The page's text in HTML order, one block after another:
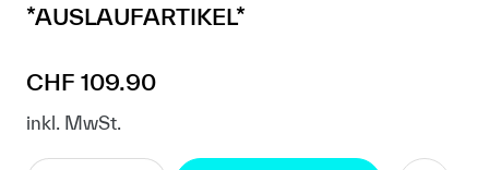
*AUSLAUFARTIKEL*
Regulärer Preis:
CHF 109.90
inkl. MwSt.